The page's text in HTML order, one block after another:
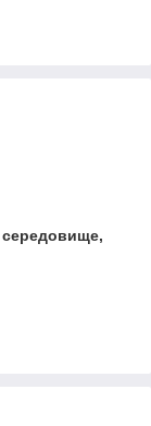
середовище,